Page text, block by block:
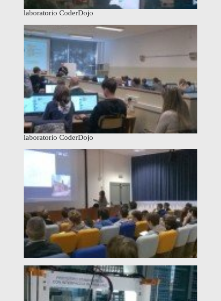
laboratorio CoderDojo
laboratorio CoderDojo